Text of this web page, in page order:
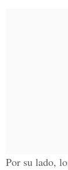
Por su lado,